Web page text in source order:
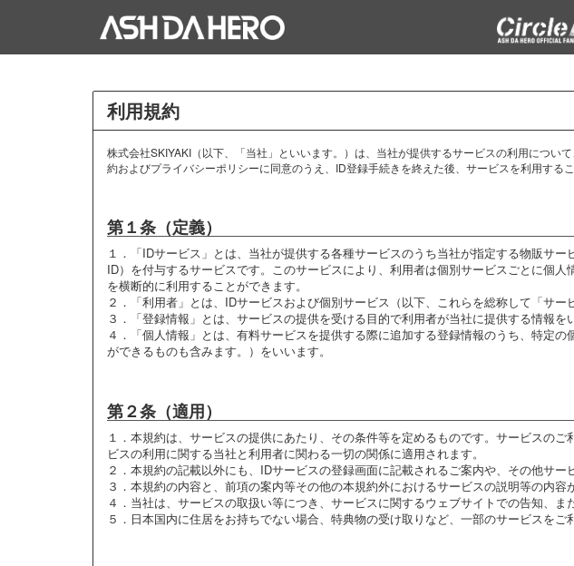
利用規約
株式会社SKIYAKI（以下、「当社」といいます。）は、当社が提供するサービスの利用につ
約およびプライバシーポリシーに同意のうえ、ID登録手続きを終えた後、サービスを利用するこ
第１条（定義）
１．
「IDサービス」とは、当社が提供する各種サービスのうち当社が指定する物販サ
ID）を付与するサービスです。このサービスにより、利用者は個別サービスごとに個
を横断的に利用することができます。
２．
「利用者」とは、IDサービスおよび個別サービス（以下、これらを総称して「サ
３．
「登録情報」とは、サービスの提供を受ける目的で利用者が当社に提供する情報を
４．
「個人情報」とは、有料サービスを提供する際に追加する登録情報のうち、特定
ができるものも含みます。）をいいます。
第２条（適用）
１． 本規約は、サービスの提供にあたり、その条件等を定めるものです。サービスの
ビスの利用に関する当社と利用者に関わる一切の関係に適用されます。
２． 本規約の記載以外にも、IDサービスの登録画面に記載されるご案内や、その他サ
３． 本規約の内容と、前項の案内等その他の本規約外におけるサービスの説明等の内容
４． 当社は、サービスの取扱い等につき、サービスに関するウェブサイトでの告知、
５． 日本国内に住居をお持ちでない場合、特典物の受け取りなど、一部のサービスをご